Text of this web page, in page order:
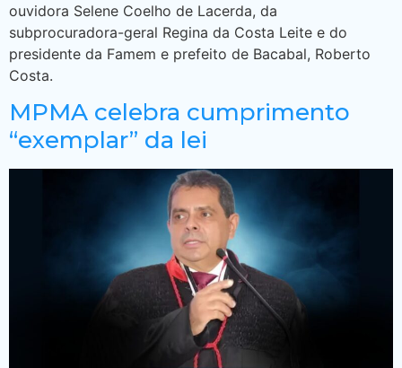
ouvidora Selene Coelho de Lacerda, da
subprocuradora-geral Regina da Costa Leite e do
presidente da Famem e prefeito de Bacabal, Roberto
Costa.
MPMA celebra cumprimento
“exemplar” da lei